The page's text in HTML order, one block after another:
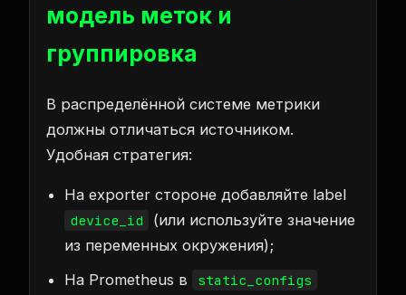
модель меток и
группировка
В распределённой системе метрики
должны отличаться источником.
Удобная стратегия:
На exporter стороне добавляйте label
device_id
(или используйте значение
из переменных окружения);
На Prometheus в
static_configs